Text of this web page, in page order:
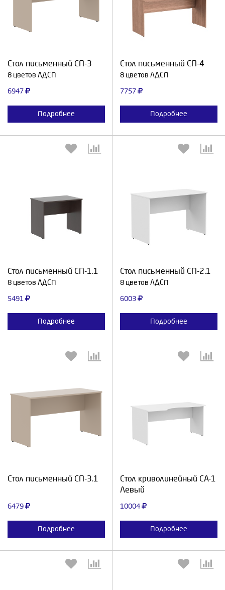
Стол письменный СП-3
8 цветов ЛДСП
6947
Подробнее
Выберите количество:
Стол письменный СП-4
8 цветов ЛДСП
7757
Подробнее
Выберите количество:
Стол письменный СП-1.1
8 цветов ЛДСП
5491
Подробнее
Выберите количество:
Стол письменный СП-2.1
8 цветов ЛДСП
6003
Подробнее
Выберите количество:
Стол письменный СП-3.1
6479
Подробнее
Стол криволинейный СА-1
Левый
10004
Подробнее
Выберите количество: